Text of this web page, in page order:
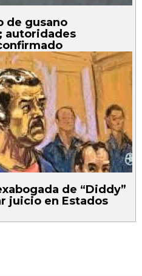
de gusano
autoridades
de “Diddy”
juicio en Estados